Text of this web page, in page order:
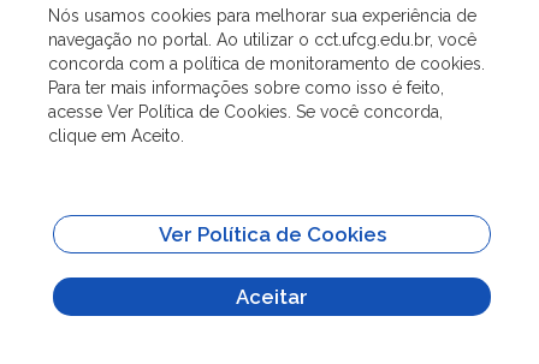
ASSUNTOS
ACESSO À INFORMAÇÃO
SITES IMPORTANTES
Nós usamos cookies para melhorar sua experiência de
navegação no portal. Ao utilizar o cct.ufcg.edu.br, você
concorda com a política de monitoramento de cookies.
Para ter mais informações sobre como isso é feito,
acesse Ver Política de Cookies. Se você concorda,
clique em Aceito.
Ver Política de Cookies
Aceitar